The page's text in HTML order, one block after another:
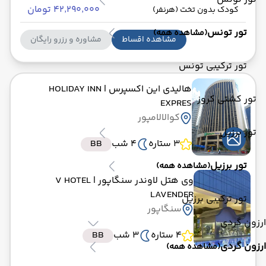
تور تونس(مشاهده همه)
تور ترکیبی تونس
تور کشتی کروز
تور برزیل
تور برزیل(مشاهده همه)
تور ترکیبی برزیل
ارزون گردی
ارزون گردی(مشاهده همه)
کودک بدون تخت (هرنفر) ۴۲٬۲۹۰٬۰۰۰ تومان
مشاهده اقساط مشاوره و رزرو رایگان
هالیدی این اکسپرس | HOLIDAY INN
EXPRES
کوالالامپور
3 ستاره
4 شب BB
وی هتل لاوندر سنگاپور | V HOTEL
LAVENDER
سنگاپور
4 ستاره
3 شب BB